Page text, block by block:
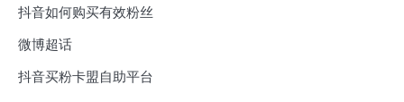
抖音如何购买有效粉丝
微博超话
抖音买粉卡盟自助平台